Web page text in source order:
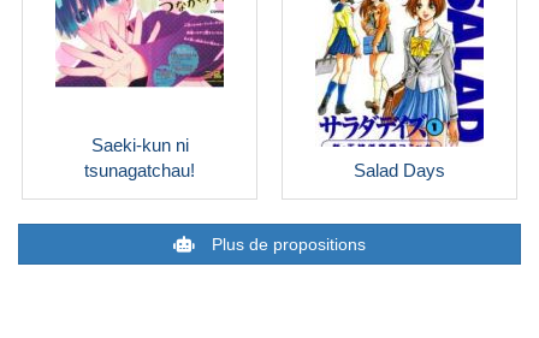
Saeki-kun ni
tsunagatchau!
Salad Days
Plus de propositions